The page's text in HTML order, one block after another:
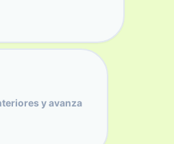
y avanza